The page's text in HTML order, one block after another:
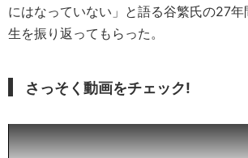
にはなっていない」と語る谷繁氏の27年
生を振り返ってもらった。
さっそく動画をチェック!